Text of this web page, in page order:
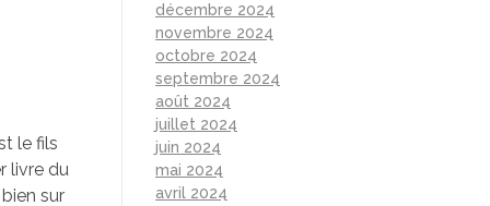
le fils
livre du
sur
décembre 2024
novembre 2024
octobre 2024
septembre 2024
août 2024
juillet 2024
juin 2024
mai 2024
avril 2024